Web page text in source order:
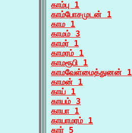
காம்பு 1
காம்போசமுடன் 1
காம 1
காமம் 3
காமர் 1
காமரம் 1
காமரூபி 1
காமவேள்மைத்துனன் 1
காமன் 1
காய் 1
காயம் 3
காயா 1
காயாமரம் 1
கார் 5